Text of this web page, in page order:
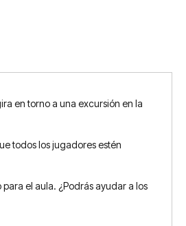
en torno a una excursión en la
todos los jugadores estén
el aula. ¿Podrás ayudar a los